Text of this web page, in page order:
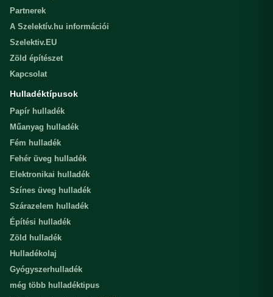
Partnerek
A Szelektív.hu információi
Szelektiv.EU
Zöld építészet
Kapcsolat
Hulladéktípusok
Papír hulladék
Műanyag hulladék
Fém hulladék
Fehér üveg hulladék
Elektronikai hulladék
Színes üveg hulladék
Szárazelem hulladék
Építési hulladék
Zöld hulladék
Hulladékolaj
Gyógyszerhulladék
még több hulladéktipus